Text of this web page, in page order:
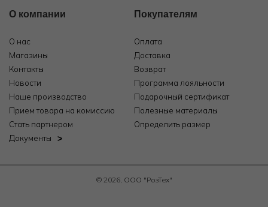
О компании
О нас
Магазины
Контакты
Новости
Наше производство
Прием товара на комиссию
Стать партнером
Документы
Покупателям
Оплата
Доставка
Возврат
Программа лояльности
Подарочный сертификат
Полезные материалы
Определить размер
© 2026, ООО "РозТех"